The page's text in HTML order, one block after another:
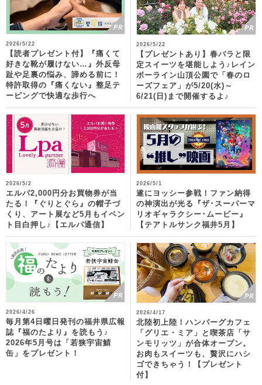
2026/5/22
【読者プレゼント付】『痛くて
好きな靴が履けない…』外反母
趾や足裏の悩み、諦める前に！
特許取得の『痛くない』整足テ
ーピングで快適な歩行へ
2026/5/22
【プレゼントあり】春バラと限
定スイーツを堪能しよう♪レイン
ボーライン山頂公園で「春のロ
ーズフェア」が5/20(水)～
6/21(日)まで開催するよ♪
2026/5/2
エルパ2,000円分お買物券が当
たる！『ぐりとぐら』の帽子づ
くり、アート展など5月もイベン
ト目白押し♪【エルパ通信】
2026/5/1
遂にヨッシー参戦！ファン納得
の神演出が光る『ザ･スーパーマ
リオギャラクシー･ムービー』
【テアトルサンク福井5月】
2026/4/26
毎月第4日曜日発刊の福井県広報
誌『福のたより』を読もう♪
2026年5月号は「若狭宇宙鯖
缶」をプレゼント！
2026/4/17
北陸初上陸！ハンバーグカフェ
「グリエ・ミア」と喫茶店「サ
ンモリッツ」が合体オープン。
お肉もスイーツも、贅沢にハシ
ゴできちゃう！【プレゼント
付】